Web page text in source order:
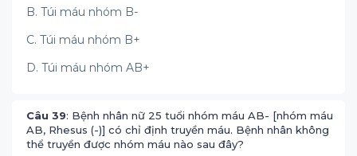
B. Túi máu nhóm B-
C. Túi máu nhóm B+
D. Túi máu nhóm AB+
Câu 39: Bệnh nhân nữ 25 tuổi nhóm máu AB- [nhóm máu
AB, Rhesus (-)] có chỉ định truyền máu. Bệnh nhân không
thể truyền được nhóm máu nào sau đây?